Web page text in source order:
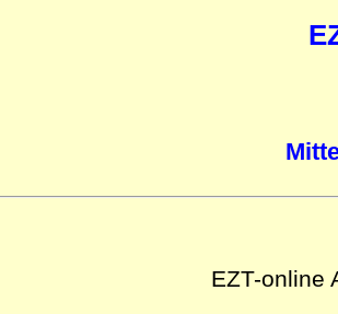
EZT-online